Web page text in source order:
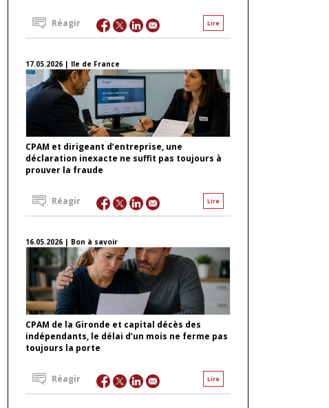
Lire
Réagir
17.05.2026 | Ile de France
CPAM et dirigeant d’entreprise, une
déclaration inexacte ne suffit pas toujours à
prouver la fraude
Lire
Réagir
16.05.2026 | Bon à savoir
CPAM de la Gironde et capital décès des
indépendants, le délai d’un mois ne ferme pas
toujours la porte
Lire
Réagir